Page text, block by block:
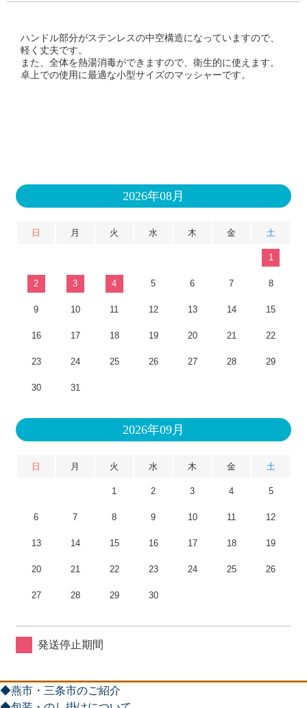
ハンドル部分がステンレスの中空構造になっていますので、
軽く丈夫です。
また、全体を熱湯消毒ができますので、衛生的に使えます。
卓上での使用に最適な小型サイズのマッシャーです。
2026年08月
日 月 火 水 木 金 土
1
2 3 4 5 6 7 8
9 10 11 12 13 14 15
16 17 18 19 20 21 22
23 24 25 26 27 28 29
30 31
2026年09月
日 月 火 水 木 金 土
1 2 3 4 5
6 7 8 9 10 11 12
13 14 15 16 17 18 19
20 21 22 23 24 25 26
27 28 29 30
発送停止期間
◆燕市・三条市のご紹介